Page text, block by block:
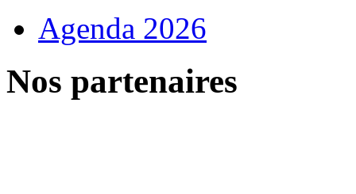
Agenda 2026
Nos partenaires